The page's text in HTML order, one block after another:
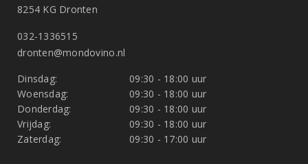
8254 KG Dronten
032-1336515
dronten@mondovino.nl
Dinsdag:
09:30 - 18:00 uur
Woensdag:
09:30 - 18:00 uur
Donderdag:
09:30 - 18:00 uur
Vrijdag:
09:30 - 18:00 uur
Zaterdag:
09:30 - 17:00 uur